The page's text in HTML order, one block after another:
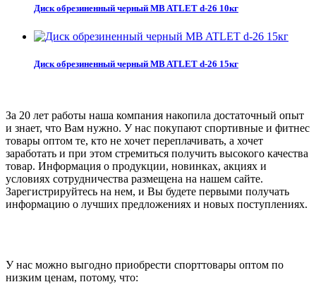
Диск обрезиненный черный MB ATLET d-26 10кг
Диск обрезиненный черный MB ATLET d-26 15кг
За 20 лет работы наша компания накопила достаточный опыт
и знает, что Вам нужно. У нас покупают спортивные и фитнес
товары оптом те, кто не хочет переплачивать, а хочет
заработать и при этом стремиться получить высокого качества
товар. Информация о продукции, новинках, акциях и
условиях сотрудничества размещена на нашем сайте.
Зарегистрируйтесь на нем, и Вы будете первыми получать
информацию о лучших предложениях и новых поступлениях.
У нас можно выгодно приобрести спорттовары оптом по
низким ценам, потому, что: